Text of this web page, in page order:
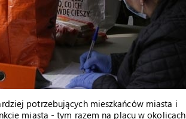
potrzebujących mieszkańców miasta i
miasta - tym razem na placu w okolicach